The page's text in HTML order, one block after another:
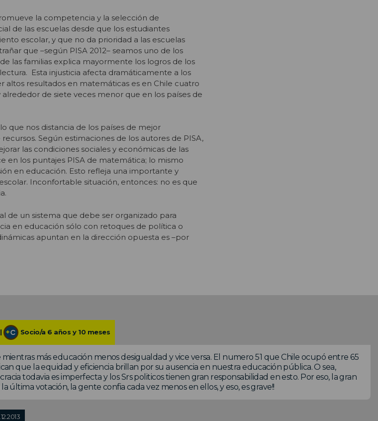
la competencia y la selección de
de las escuelas desde que los estudiantes
escolar, y que no da prioridad a las escuelas
que –según PISA 2012– seamos uno de los
las familias explica mayormente los logros de los
Esta injusticia afecta dramáticamente a los
resultados en matemáticas es en Chile cuatro
de siete veces menor que en los países de
que nos distancia de los países de mejor
Según estimaciones de los autores de PISA,
las condiciones sociales y económicas de las
en los puntajes PISA de matemática; lo mismo
en educación. Esto refleja una importante y
Inconfortable situación, entonces: no es que
de un sistema que debe ser organizado para
en educación sólo con retoques de política o
apuntan en la dirección opuesta es –por
| Socio/a 6 años y 10 meses
más educación menos desigualdad y vice versa. El numero 51 que Chile ocupó entre 65
que la equidad y eficiencia brillan por su ausencia en nuestra educación pública. O sea,
todavia es imperfecta y los Srs politicos tienen gran responsabilidad en esto. Por eso, la gran
última votación, la gente confia cada vez menos en ellos, y eso, es grave!!